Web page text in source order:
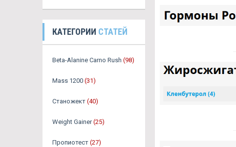
КАТЕГОРИИ СТАТЕЙ
Beta-Alanine Carno Rush (98)
Mass 1200 (31)
Станожект (40)
Weight Gainer (25)
Пропиотест (27)